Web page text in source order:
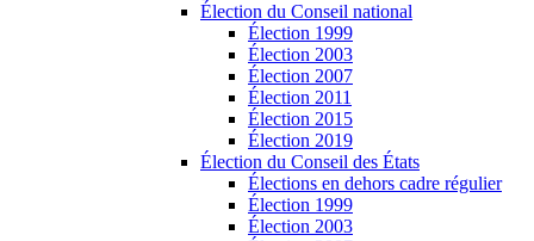
Élection du Conseil national
Élection 1999
Élection 2003
Élection 2007
Élection 2011
Élection 2015
Élection 2019
Élection du Conseil des États
Élections en dehors cadre régulier
Élection 1999
Élection 2003